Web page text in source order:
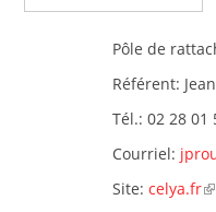
Pôle de
Référent:
Tél.:02 28 01
Courriel:
Site:celya.fr